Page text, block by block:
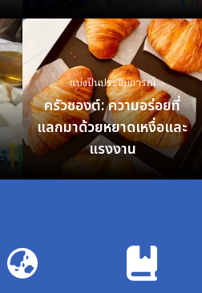
แบ่งปัน​ประสบการณ์​
ครัวซองต์: ความอร่อยที่
แลกมาด้วยหยาดเหงื่อและ
แรงงาน